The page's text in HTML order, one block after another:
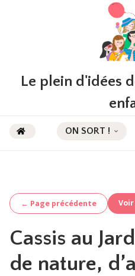
Le plein d'idées
ON SORT !
← Page précédente
Cassis au
de nature,